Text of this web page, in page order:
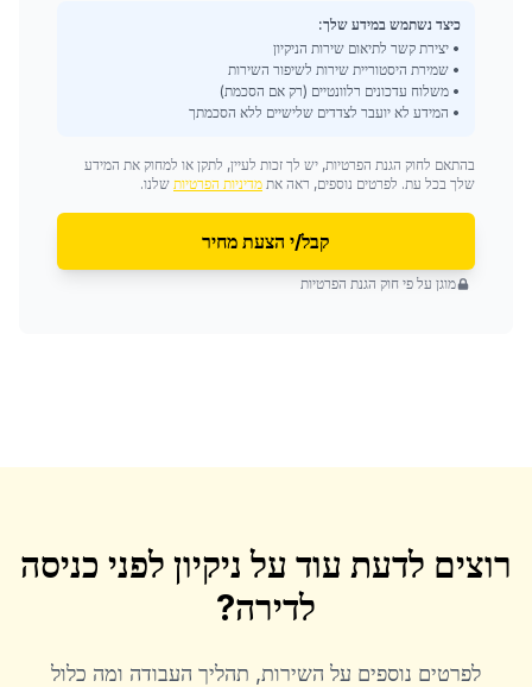
כיצד נשתמש במידע שלך:
• יצירת קשר לתיאום שירות הניקיון
• שמירת היסטוריית שירות לשיפור השירות
• משלוח עדכונים רלוונטיים (רק אם הסכמת)
• המידע לא יועבר לצדדים שלישיים ללא הסכמתך
בהתאם לחוק הגנת הפרטיות, יש לך זכות לעיין, לתקן או למחוק את המידע
שלך בכל עת. לפרטים נוספים, ראה את מדיניות הפרטיות שלנו.
קבל/י הצעת מחיר
מוגן על פי חוק הגנת הפרטיות
רוצים לדעת עוד על ניקיון לפני כניסה
לדירה?
לפרטים נוספים על השירות, תהליך העבודה ומה כלול